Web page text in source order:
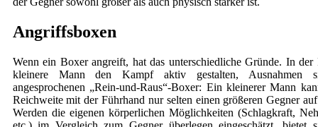
Angriffsboxen
Wenn ein Boxer angreift, hat das unterschiedliche Gründe. In der
kleinere Mann den Kampf aktiv gestalten, Ausnahmen
angesprochenen „Rein-und-Raus“-Boxer: Ein kleinerer Mann
Reichweite mit der Führhand nur selten einen größeren Gegner
Werden die eigenen körperlichen Möglichkeiten (Schlagkraft,